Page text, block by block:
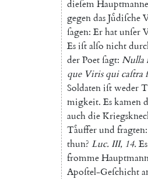
dieſemHauptmanne
gegendasJuͤdiſche
ſagen: Erhatunſer
Esiſtalſo nicht
derPoetſagt: Nulla
que Viris qui caſtra
Soldateniſtweder
migkeit. Eskamen
auchdie
Taͤufferund fragten:
thun? Luc. III, 14.Es
fromme
Apoſtel-Geſchicht